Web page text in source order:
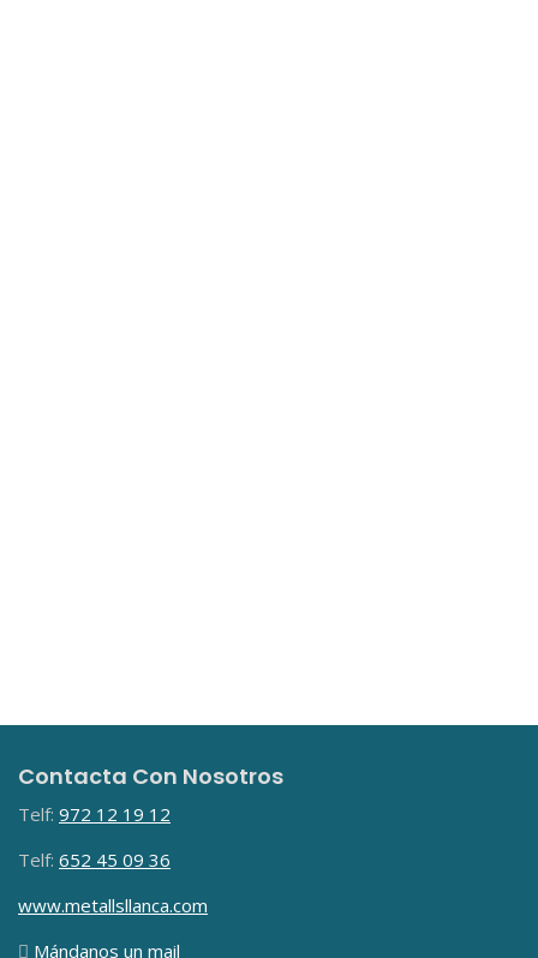
Contacta Con Nosotros
Telf: 972 12 19 12
Telf: 652 45 09 36
www.metallsllanca.com
Mándanos un mail